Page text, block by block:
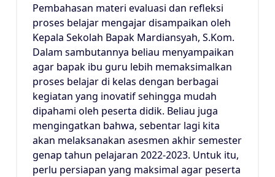
Pembahasan materi evaluasi dan refleksi
proses belajar mengajar disampaikan oleh
Kepala Sekolah Bapak Mardiansyah, S.Kom.
Dalam sambutannya beliau menyampaikan
agar bapak ibu guru lebih memaksimalkan
proses belajar di kelas dengan berbagai
kegiatan yang inovatif sehingga mudah
dipahami oleh peserta didik. Beliau juga
mengingatkan bahwa, sebentar lagi kita
akan melaksanakan asesmen akhir semester
genap tahun pelajaran 2022-2023. Untuk itu,
perlu persiapan yang maksimal agar peserta